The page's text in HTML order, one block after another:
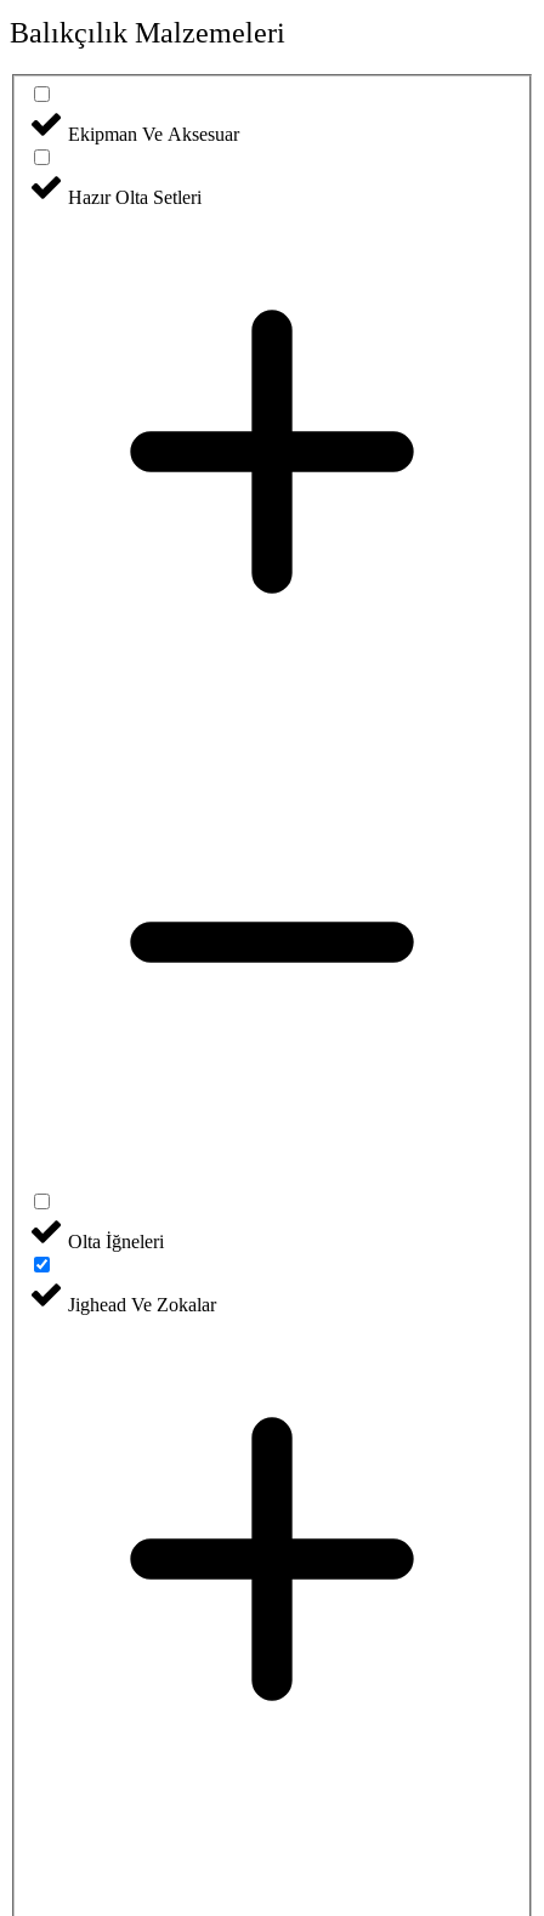
Balıkçılık Malzemeleri
Ekipman Ve Aksesuar
Hazır Olta Setleri
Olta İğneleri
Jighead Ve Zokalar